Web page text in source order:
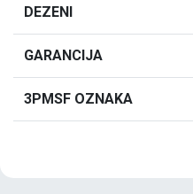
DEZENI
GARANCIJA
3PMSF OZNAKA